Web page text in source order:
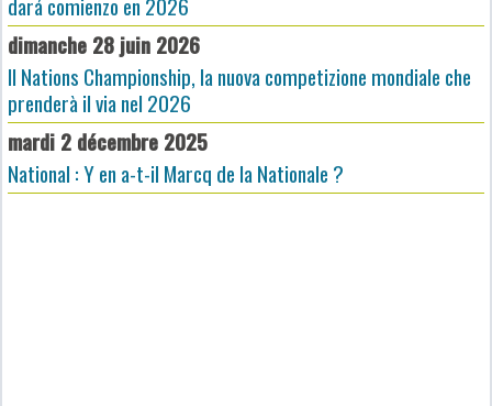
dimanche 28 juin 2026
Il Nations Championship, la nuova competizione mondiale che
prenderà il via nel 2026
mardi 2 décembre 2025
National : Y en a-t-il Marcq de la Nationale ?